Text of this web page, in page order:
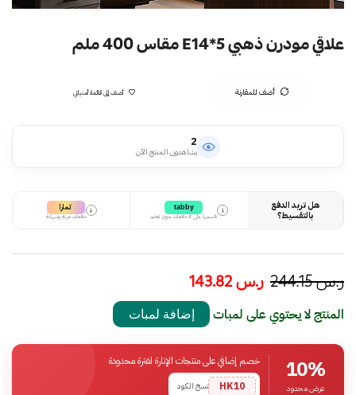
علاقي مودرن ذهبي E14*5 مقاس 400 ملم
أضف للمقارنة أضف إلى قائمة أمنياتي
2
يشاهدون المنتج الآن
هل تريد الدفع
بالتقسيط؟
i
tabby
قسمها على 4 دفعات بدون تعقيد
i تمارا
دفعات مرنة وسهلة
ر.س244.15 ر.س143.82
المنتج لا يحتوي على لمبات إضافة لمبات
10%
عرض محدود
خصم إضافي على منتجات الإنارة لفترة محدودة
HK10
نسخ الكود